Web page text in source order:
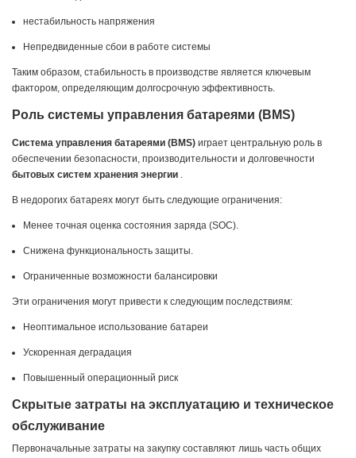
нестабильность напряжения
Непредвиденные сбои в работе системы
Таким образом, стабильность в производстве является ключевым
фактором, определяющим долгосрочную эффективность.
Роль системы управления батареями (BMS)
Система управления батареями (BMS) играет центральную роль в
обеспечении безопасности, производительности и долговечности
бытовых систем хранения энергии .
В недорогих батареях могут быть следующие ограничения:
Менее точная оценка состояния заряда (SOC).
Снижена функциональность защиты.
Ограниченные возможности балансировки
Эти ограничения могут привести к следующим последствиям:
Неоптимальное использование батареи
Ускоренная деградация
Повышенный операционный риск
Скрытые затраты на эксплуатацию и техническое
обслуживание
Первоначальные затраты на закупку составляют лишь часть общих